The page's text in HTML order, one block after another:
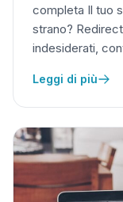
completa Il tuo
strano?
indesiderati,
Leggi di più